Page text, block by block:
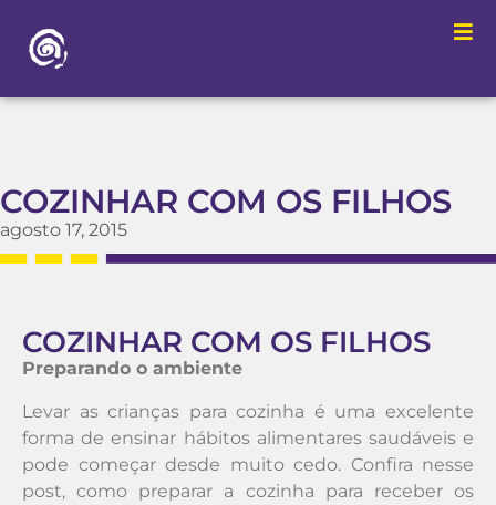
COZINHAR COM OS FILHOS
agosto 17, 2015
COZINHAR COM OS FILHOS
Preparando o ambiente
Levar as crianças para cozinha é uma excelente
forma de ensinar hábitos alimentares saudáveis e
pode começar desde muito cedo. Confira nesse
post, como preparar a cozinha para receber os